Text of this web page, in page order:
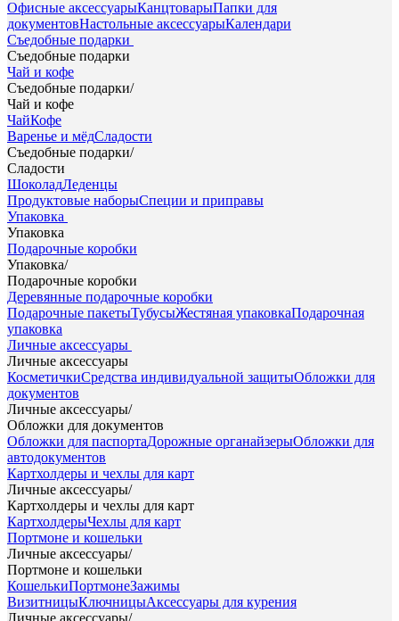
Офисные аксессуарыКанцтоварыПапки для
документовНастольные аксессуарыКалендари
Съедобные подарки
Съедобные подарки
Чай и кофе
Съедобные подарки/
Чай и кофе
ЧайКофе
Варенье и мёдСладости
Съедобные подарки/
Сладости
ШоколадЛеденцы
Продуктовые наборыСпеции и приправы
Упаковка
Упаковка
Подарочные коробки
Упаковка/
Подарочные коробки
Деревянные подарочные коробки
Подарочные пакетыТубусыЖестяная упаковкаПодарочная
упаковка
Личные аксессуары
Личные аксессуары
КосметичкиСредства индивидуальной защитыОбложки для
документов
Личные аксессуары/
Обложки для документов
Обложки для паспортаДорожные органайзерыОбложки для
автодокументов
Картхолдеры и чехлы для карт
Личные аксессуары/
Картхолдеры и чехлы для карт
КартхолдерыЧехлы для карт
Портмоне и кошельки
Личные аксессуары/
Портмоне и кошельки
КошелькиПортмонеЗажимы
ВизитницыКлючницыАксессуары для курения
Личные аксессуары/